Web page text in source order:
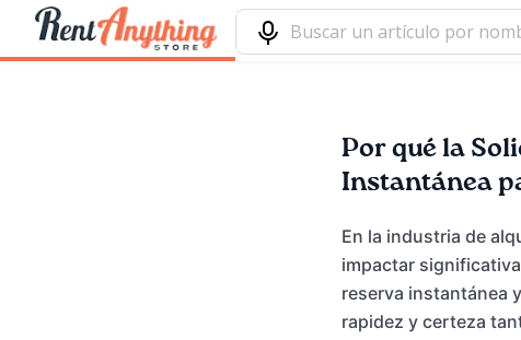
Por qué la
Instantánea
En la industria de
impactar
reserva instantánea
rapidez y certeza